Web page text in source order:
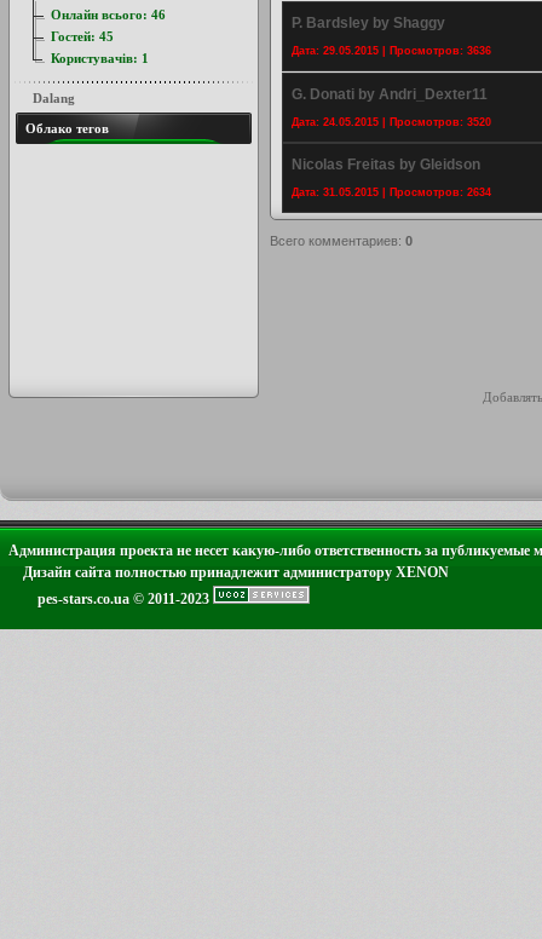
P. Bardsley by Shaggy
Дата: 29.05.2015 | Просмотров: 3636
G. Donati by Andri_Dexter11
Дата: 24.05.2015 | Просмотров: 3520
Nicolas Freitas by Gleidson
Дата: 31.05.2015 | Просмотров: 2634
Всего комментариев: 0
Онлайн всього: 46
Гостей: 45
Користувачів: 1
Dalang
Облако тегов
Администрация проекта не несет какую-либо ответственность за публикуемые
Дизайн сайта полностью принадлежит администратору XENON
pes-stars.co.ua © 2011-2023